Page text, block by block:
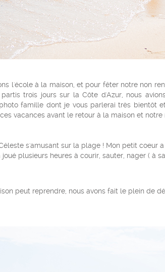
l'école à la maison, et pour fêter notre non
trois jours sur la Côte d'Azur, nous
famille dont je vous parlerai très bientôt
vacances avant le retour à la maison et notre
s'amusant sur la plage ! Mon petit coeur
plusieurs heures à courir, sauter, nager ( à
peut reprendre, nous avons fait le plein de